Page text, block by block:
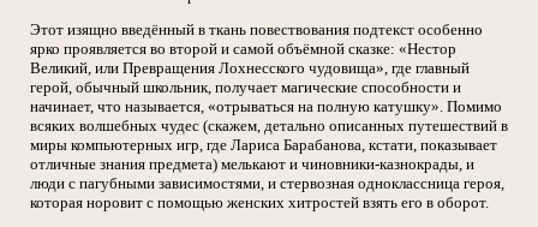
Этот изящно введённый в ткань повествования подтекст особенно
ярко проявляется во второй и самой объёмной сказке: «Нестор
Великий, или Превращения Лохнесского чудовища», где главный
герой, обычный школьник, получает магические способности и
начинает, что называется, «отрываться на полную катушку». Помимо
всяких волшебных чудес (скажем, детально описанных путешествий в
миры компьютерных игр, где Лариса Барабанова, кстати, показывает
отличные знания предмета) мелькают и чиновники-казнокрады, и
люди с пагубными зависимостями, и стервозная одноклассница героя,
которая норовит с помощью женских хитростей взять его в оборот.